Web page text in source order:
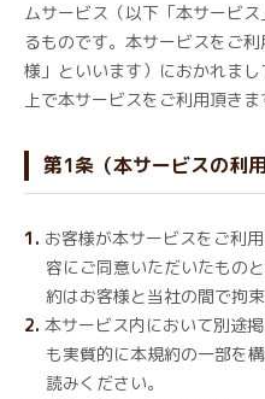
ムサービス（以下「本サービ
るものです。本サービスをご
様」といいます）におかれま
上で本サービスをご利用頂き
第1条（本サービスの利用
お客様が本サービスをご利
容にご同意いただいたもの
約はお客様と当社の間で拘
本サービス内において別途
も実質的に本規約の一部を
読みください。